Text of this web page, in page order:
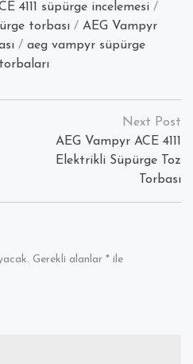
4111 süpürge incelemesi /
torbası / AEG Vampyr
/ aeg vampyr süpürge
AEG Vampyr ACE 4111
Elektrikli Süpürge Toz
Torbası
Gerekli alanlar * ile